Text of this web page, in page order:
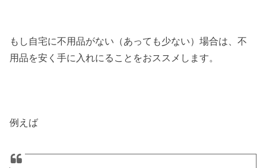
もし自宅に不用品がない（あっても少ない）場合は、不
用品を安く手に入れにることをおススメします。
例えば